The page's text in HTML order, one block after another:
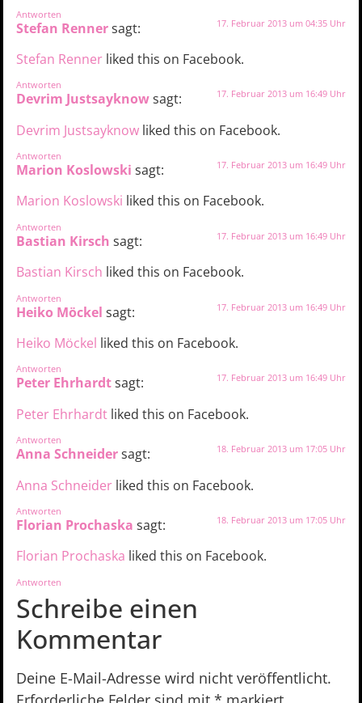
Antworten
Stefan Rennersagt: 17. Februar 2013 um 04:35 Uhr
Stefan Renner liked this on Facebook.
Antworten
Devrim Justsayknowsagt: 17. Februar 2013 um 16:49 Uhr
Devrim Justsayknow liked this on Facebook.
Antworten
Marion Koslowski sagt: 17. Februar 2013 um 16:49 Uhr
Marion Koslowski liked this on Facebook.
Antworten
Bastian Kirsch sagt: 17. Februar 2013 um 16:49 Uhr
Bastian Kirsch liked this on Facebook.
Antworten
Heiko Möckel sagt: 17. Februar 2013 um 16:49 Uhr
Heiko Möckel liked this on Facebook.
Antworten
Peter Ehrhardtsagt: 17. Februar 2013 um 16:49 Uhr
Peter Ehrhardt liked this on Facebook.
Antworten
Anna Schneidersagt: 18. Februar 2013 um 17:05 Uhr
Anna Schneider liked this on Facebook.
Antworten
Florian Prochaska sagt: 18. Februar 2013 um 17:05 Uhr
Florian Prochaska liked this on Facebook.
Antworten
Schreibe einen
Kommentar
Deine E-Mail-Adresse wird nicht veröffentlicht.